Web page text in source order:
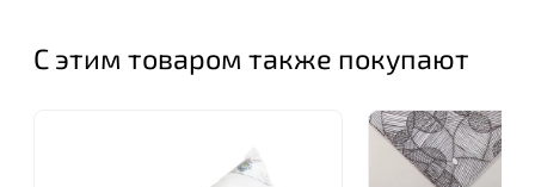
С этим товаром также покупают